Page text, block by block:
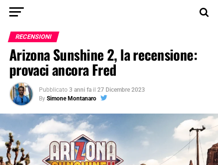
RECENSIONI
Arizona Sunshine 2, la recensione:
provaci ancora Fred
Pubblicato 3 anni fa il 27 Dicembre 2023
By Simone Montanaro